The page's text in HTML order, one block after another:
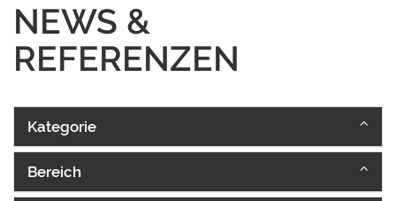
NEWS &
REFERENZEN
Kategorie
Bereich